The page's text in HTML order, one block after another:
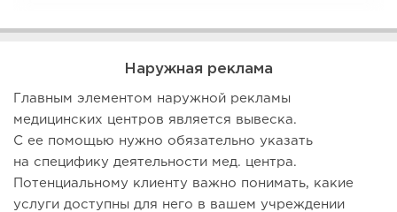
Наружная реклама
Главным элементом наружной рекламы
медицинских центров является вывеска.
С ее помощью нужно обязательно указать
на специфику деятельности мед. центра.
Потенциальному клиенту важно понимать, какие
услуги доступны для него в вашем учреждении